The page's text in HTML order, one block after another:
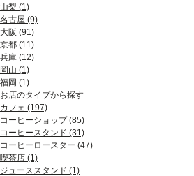
原宿 (10)
新宿 (7)
表参道 (9)
青山 (10)
外苑前 (3)
恵比寿 (2)
代官山 (3)
下北沢 (1)
池袋 (1)
虎ノ門 (1)
浅草 (1)
有楽町 (1)
日本橋 (1)
日比谷 (1)
山梨 (1)
名古屋 (9)
大阪 (91)
大阪エリアすべてみる (91)
枚方 (4)
吹田 (1)
豊中 (1)
箕面 (2)
梅田 (14)
中津 (3)
扇町 (1)
天満 (1)
中崎町 (1)
南森町 (3)
京都 (11)
京都エリアすべてみる (11)
右京区 (1)
中京区 (2)
下京区 (2)
東山区 (1)
河原町 (3)
烏丸 (1)
嵐山 (1)
東山 (1)
一乗寺 (1)
兵庫 (12)
兵庫エリアすべてみる (12)
神戸 (6)
三ノ宮 (2)
芦屋 (1)
西宮 (2)
須磨 (1)
岡山 (1)
福岡 (1)
福岡エリアすべてみる (1)
博多 (1)
お店のタイプから探す
カフェ (197)
コーヒーショップ (85)
コーヒースタンド (31)
コーヒーロースター (47)
喫茶店 (1)
ジューススタンド (1)